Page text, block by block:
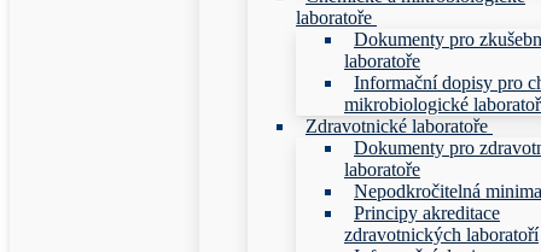
laboratoře
Dokumenty pro
laboratoře
Informační dopisy pro
mikrobiologické
Zdravotnické laboratoře
Dokumenty pro
laboratoře
Nepodkročitelná minima
Principy akreditace
zdravotnických laboratoří